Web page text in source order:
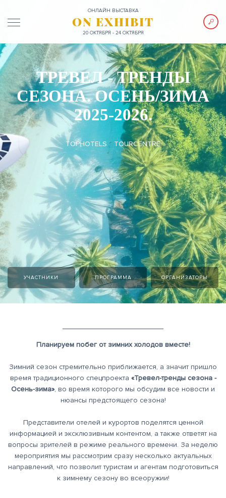
ОНЛАЙН ВЫСТАВКА
ON EXHIBIT
20 ОКТЯБРЯ - 24 ОКТЯБРЯ
ТРЕВЕЛ - ТРЕНДЫ
СЕЗОНА. ОСЕНЬ/ЗИМА
2025-2026.
TOPHOTELS TOURCENTRE
УЧАСТНИКИ ПРОГРАММА ОРГАНИЗАТОРЫ
Планируем побег от зимних холодов вместе!
Зимний сезон стремительно приближается, а значит пришло
время традиционного спецпроекта «Тревел-тренды сезона -
Осень-зима», во время которого мы обсудим все новости и
нюансы предстоящего сезона!
Представители отелей и курортов поделятся ценной
информацией и эксклюзивным контентом, а также ответят на
вопросы зрителей в режиме реального времени. За неделю
мероприятия мы рассмотрим сразу несколько актуальных
направлений, что позволит туристам и агентам подготовиться
к зимнему сезону во всеоружии!